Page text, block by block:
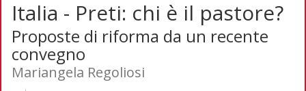
Italia - Preti: chi è il pastore?
Proposte di riforma da un recente
convegno
Mariangela Regoliosi